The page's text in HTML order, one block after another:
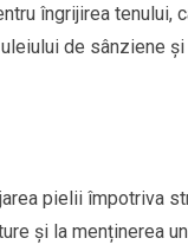
îngrijirea tenului,
de sânziene
pielii împotriva
și la menținerea